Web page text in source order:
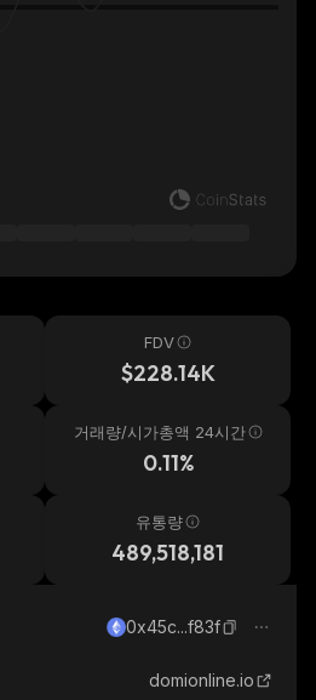
FDV
$228.14K
거래량/시가총액 24시간
0.11%
유통량
489,518,181
0x45c...f83f
domionline.io